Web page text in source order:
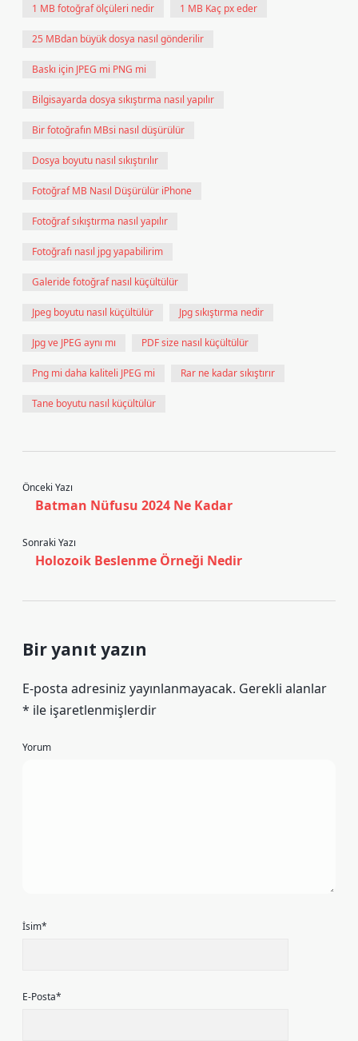
1 MB fotoğraf ölçüleri nedir 1 MB Kaç px eder
25 MBdan büyük dosya nasıl gönderilir
Baskı için JPEG mi PNG mi
Bilgisayarda dosya sıkıştırma nasıl yapılır
Bir fotoğrafın MBsi nasıl düşürülür
Dosya boyutu nasıl sıkıştırılır
Fotoğraf MB Nasıl Düşürülür iPhone
Fotoğraf sıkıştırma nasıl yapılır
Fotoğrafı nasıl jpg yapabilirim
Galeride fotoğraf nasıl küçültülür
Jpeg boyutu nasıl küçültülür Jpg sıkıştırma nedir
Jpg ve JPEG aynı mı PDF size nasıl küçültülür
Png mi daha kaliteli JPEG mi Rar ne kadar sıkıştırır
Tane boyutu nasıl küçültülür
Önceki Yazı
Batman Nüfusu 2024 Ne Kadar
Sonraki Yazı
Holozoik Beslenme Örneği Nedir
Bir yanıt yazın
E-posta adresiniz yayınlanmayacak. Gerekli alanlar
* ile işaretlenmişlerdir
Yorum
İsim*
E-Posta*